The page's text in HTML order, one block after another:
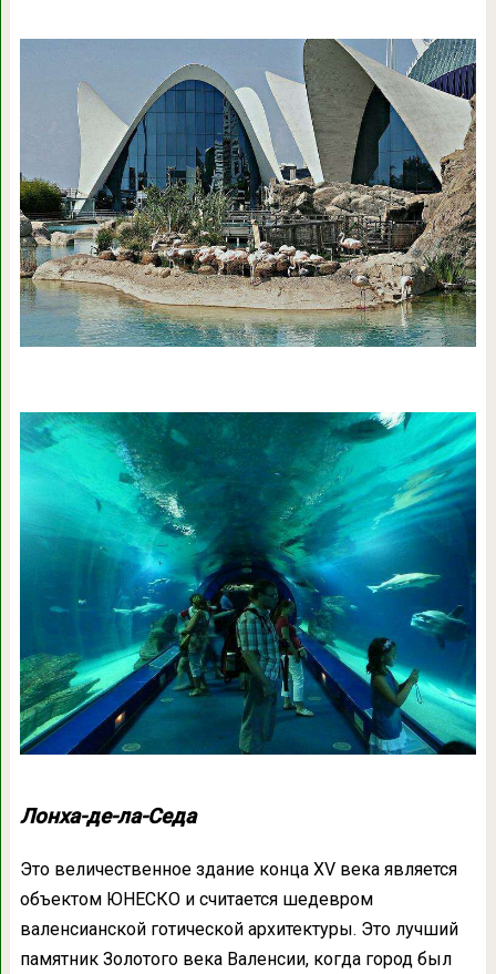
Лонха-де-ла-Седа
Это величественное здание конца XV века является
объектом ЮНЕСКО и считается шедевром
валенсианской готической архитектуры. Это лучший
памятник Золотого века Валенсии, когда город был